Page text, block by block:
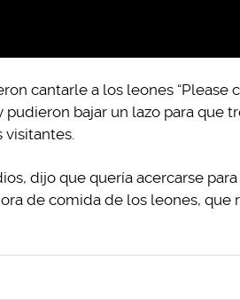
cantarle a los leones “Please
bajar un lazo para que
dijo que quería acercarse para
de comida de los leones, que